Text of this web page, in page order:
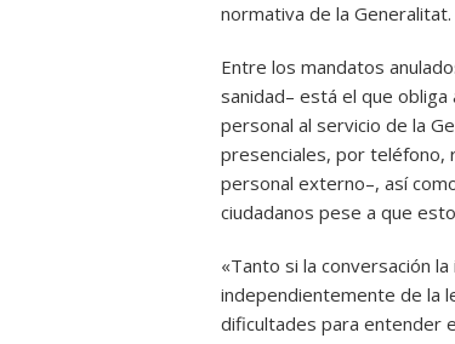
normativa de la Generalitat.
Entre los mandatos
sanidad– está el que obliga
personal al servicio de la
presenciales, por teléfono,
personal externo–, así
ciudadanos pese a que
«Tanto si la conversación
independientemente de la
dificultades para entender